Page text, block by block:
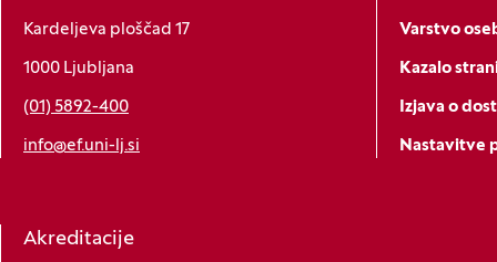
Kardeljeva ploščad 17
1000 Ljubljana
(01) 5892-400
info@ef.uni-lj.si
Varstvo
Kazalo
Izjava o
Nastavitve
Akreditacije